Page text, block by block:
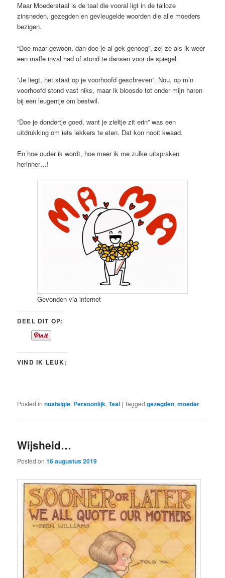
Maar Moederstaal is de taal die vooral ligt in de talloze
zinsneden, gezegden en gevleugelde woorden die alle moeders
bezigen.
“Doe maar gewoon, dan doe je al gek genoeg”, zei ze als ik weer
een maffe inval had of stond te dansen voor de spiegel.
“Je liegt, het staat op je voorhoofd geschreven”. Nou, op m’n
voorhoofd stond vast niks, maar ik bloosde tot onder mijn haren
bij een leugentje om bestwil.
“Doe je dondertje goed, want je zieltje zit erin” was een
uitdrukking om iets lekkers te eten. Dat kon nooit kwaad.
En hoe ouder ik wordt, hoe meer ik me zulke uitspraken
herinner…!
Gevonden via internet
DEEL DIT OP:
VIND IK LEUK:
Posted in nostalgie, Persoonlijk,Taal |Tagged gezegden,moeder
Wijsheid…
Posted on16 augustus 2019